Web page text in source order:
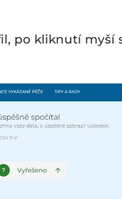
po kliknutí myší